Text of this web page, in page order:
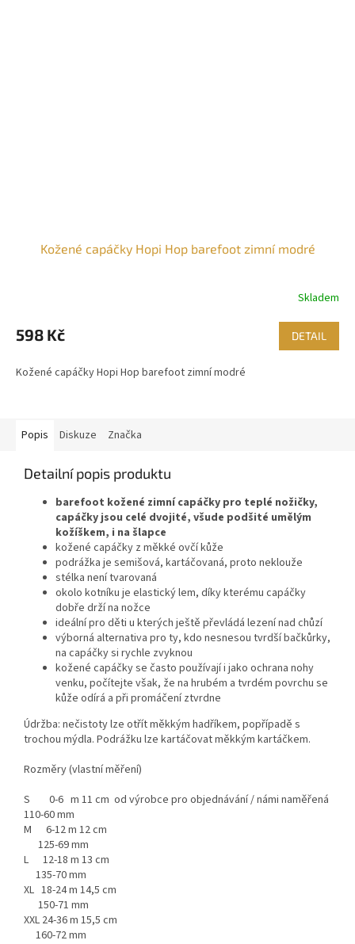
Kožené capáčky Hopi Hop barefoot zimní modré
Skladem
598 Kč DETAIL
Kožené capáčky Hopi Hop barefoot zimní modré
Popis Diskuze Značka
Detailní popis produktu
barefoot kožené zimní capáčky pro teplé nožičky,
capáčky jsou celé dvojité, všude podšité umělým
kožíškem, i na šlapce
kožené capáčky z měkké ovčí kůže
podrážka je semišová, kartáčovaná, proto neklouže
stélka není tvarovaná
okolo kotníku je elastický lem, díky kterému capáčky
dobře drží na nožce
ideální pro děti u kterých ještě převládá lezení nad chůzí
výborná alternativa pro ty, kdo nesnesou tvrdší bačkůrky,
na capáčky si rychle zvyknou
kožené capáčky se často používají i jako ochrana nohy
venku, počítejte však, že na hrubém a tvrdém povrchu se
kůže odírá a při promáčení ztvrdne
Údržba: nečistoty lze otřít měkkým hadříkem, popřípadě s
trochou mýdla. Podrážku lze kartáčovat měkkým kartáčkem.
Rozměry (vlastní měření)
S 0-6 m 11 cm od výrobce pro objednávání / námi naměřená
110-60 mm
M 6-12 m 12 cm
125-69 mm
L 12-18 m 13 cm
135-70 mm
XL 18-24 m 14,5 cm
150-71 mm
XXL 24-36 m 15,5 cm
160-72 mm